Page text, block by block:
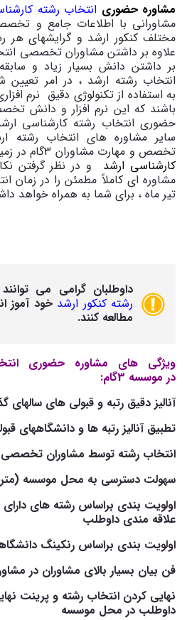
مشاوره حضوری انتخاب رشته
مشاورانی با اطلاعات جامع و
علاوه بر داشتن مشاوران تخصصی
بر داشتن دانش بسیار زیاد و
انتخاب رشته ارشد ، در امر
به استفاده از تکنولوژی دقیق نرم
باشند که این نرم افزار و دانش
سایر مشاوره های انتخاب رشته
تخصص و مهارت مشاوران 3گام در زمینه
کارشناسی ارشد و در نظر گرفتن
مشاوره ای کاملاً مطمئن را در زمان
تیر ماه ، برای شما به همراه خواهد
داوطلبان گرامی می
رشته کنکور ارشد خود آموز
مطالعه کنند.
ویژگی های مشاوره حضوری
در موسسه 3گام:
آنالیز دقیق رتبه و قبولی های سالهای
تطبیق آنالیز رتبه ها و دانشگاههای
انتخاب رشته توسط مشاوران تخصصی
سهولت دسترسی به محل موسسه
اولویت بندی براساس رشته های
علاقه مندی داوطلب
اولویت بندی براساس رنکینگ
فن بیان بسیار بالای مشاوران در
نهایی کردن انتخاب رشته و پرینت
داوطلب در محل موسسه